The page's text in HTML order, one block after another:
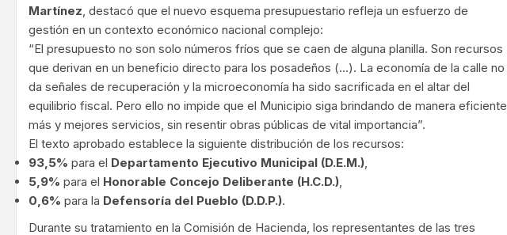
Martínez, destacó que el nuevo esquema presupuestario refleja un esfuerzo de
gestión en un contexto económico nacional complejo:
“El presupuesto no son solo números fríos que se caen de alguna planilla. Son recursos
que derivan en un beneficio directo para los posadeños (…). La economía de la calle no
da señales de recuperación y la microeconomía ha sido sacrificada en el altar del
equilibrio fiscal. Pero ello no impide que el Municipio siga brindando de manera eficiente
más y mejores servicios, sin resentir obras públicas de vital importancia”.
El texto aprobado establece la siguiente distribución de los recursos:
93,5% para el Departamento Ejecutivo Municipal (D.E.M.),
5,9% para el Honorable Concejo Deliberante (H.C.D.),
0,6% para la Defensoría del Pueblo (D.D.P.).
Durante su tratamiento en la Comisión de Hacienda, los representantes de las tres